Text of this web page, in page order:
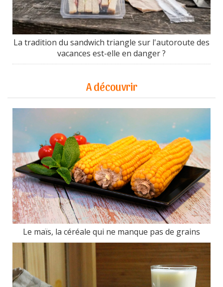
La tradition du sandwich triangle sur l'autoroute des
vacances est-elle en danger ?
A découvrir
Le maïs, la céréale qui ne manque pas de grains